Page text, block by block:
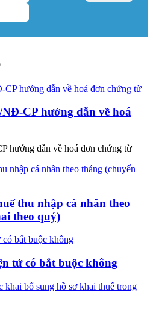
CP hướng dẫn về hoá
hướng dẫn về hoá đơn chứng từ
thu nhập cá nhân theo
theo quý)
tử có bắt buộc không